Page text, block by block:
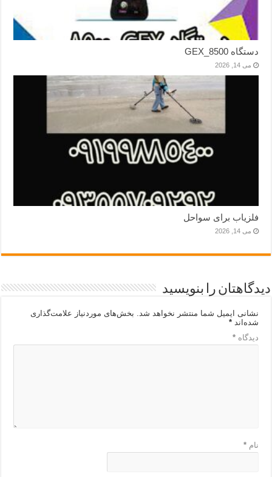
دستگاه GEX_8500
می 14, 2026
فلزیاب برای سواحل
می 14, 2026
دیدگاهتان را بنویسید
نشانی ایمیل شما منتشر نخواهد شد.
بخش‌های موردنیاز علامت‌گذاری
شده‌اند*
دیدگاه*
نام*